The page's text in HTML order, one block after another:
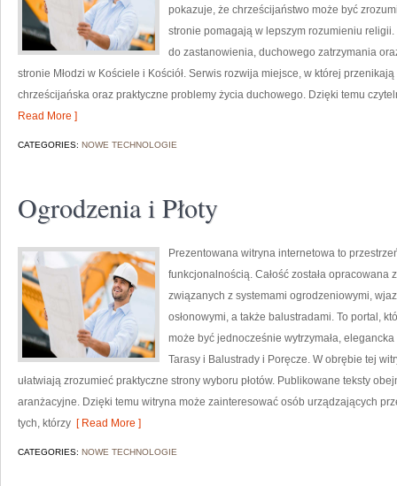
pokazuje, że chrześcijaństwo może być
stronie pomagają w lepszym rozumieniu
do zastanowienia, duchowego zatrzymania
stronie Młodzi w Kościele i Kościół. Serwis rozwija miejsce, w której
chrześcijańska oraz praktyczne problemy życia duchowego. Dzięki temu
Read More ]
CATEGORIES: NOWE TECHNOLOGIE
Ogrodzenia i Płoty
Prezentowana witryna internetowa to
funkcjonalnością. Całość została
związanych z systemami ogrodzeniowymi,
osłonowymi, a także balustradami. To portal,
może być jednocześnie wytrzymała,
Tarasy i Balustrady i Poręcze. W obrębie tej
ułatwiają zrozumieć praktyczne strony wyboru płotów. Publikowane teksty
aranżacyjne. Dzięki temu witryna może zainteresować osób urządzających
tych, którzy [ Read More ]
CATEGORIES: NOWE TECHNOLOGIE